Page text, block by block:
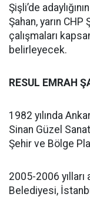
Şişli’de
Şahan, yarın
çalışmaları
belirleyecek.
RESUL EMRAH
1982 yılında
Sinan Güzel
Şehir ve Bölge
2005-2006
Belediyesi,